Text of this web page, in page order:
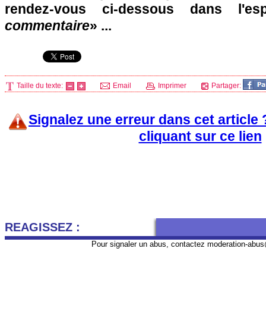
rendez-vous ci-dessous dans
commentaire» ...
Taille du texte: Email Imprimer Partager:
Signalez une erreur dans cet article
cliquant sur ce lien
REAGISSEZ :
Pour signaler un abus, contactez moderation-